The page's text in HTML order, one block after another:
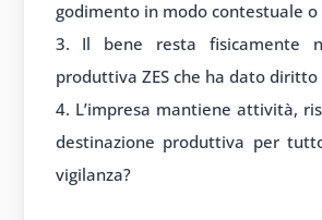
godimento in modo contestuale
Il bene resta fisicamente
produttiva ZES che ha dato
L’impresa mantiene attività,
destinazione produttiva per
vigilanza?